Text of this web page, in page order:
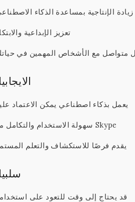
زيادة الإنتاجية بمساعدة الذكاء
تعزيز الإبداعية
متواصل مع الأشخاص المهمين في
يعمل بذكاء اصطناعي يمكن الاعتماد
سهولة الاستخدام والتكامل مع Skype
يقدم فرصًا للاستكشاف والتعلم
قد يحتاج إلى وقت للتعود على